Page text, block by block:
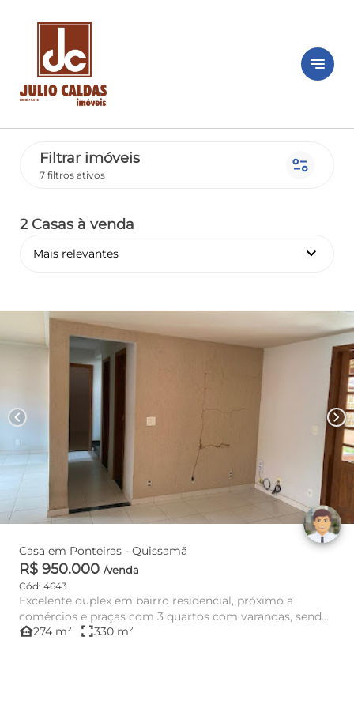
notes
Filtrar imóveis
7 filtros ativos page_info
2 Casas à venda
Mais relevantes keyboard_arrow_down
chevron_left chevron_right
Casa em Ponteiras - Quissamã
R$ 950.000 /venda
Cód: 4643
Excelente duplex em bairro residencial, próximo a
comércios e praças com 3 quartos com varandas, sendo
1 suíte com close...
other_houses274 m² fullscreen330 m²